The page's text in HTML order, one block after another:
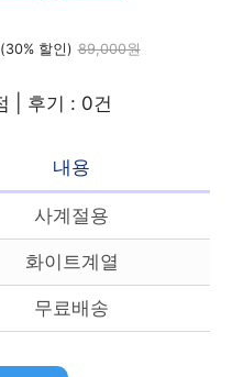
(30% 할인) 89,000원
| 후기 : 0건
내용
사계절용
화이트계열
무료배송